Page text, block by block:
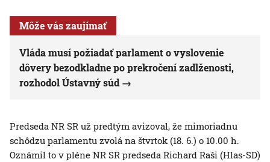
Môže vás zaujímať
Vláda musí požiadať parlament o vyslovenie
dôvery bezodkladne po prekročení zadlženosti,
rozhodol Ústavný súd
Predseda NR SR už predtým avizoval, že mimoriadnu
schôdzu parlamentu zvolá na štvrtok (18. 6.) o 10.00 h.
Oznámil to v pléne NR SR predseda Richard Raši (Hlas-SD)